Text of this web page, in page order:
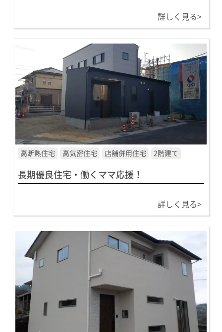
詳しく見る>
高断熱住宅 高気密住宅 店舗併用住宅 2階建て
長期優良住宅・働くママ応援！
詳しく見る>